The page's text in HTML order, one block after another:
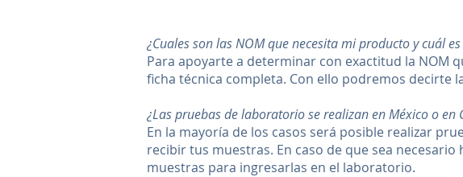
¿Cuales son las NOM que necesita mi producto y cuál
Para apoyarte a determinar con exactitud la NOM
ficha técnica completa. Con ello podremos decirte
¿Las pruebas de laboratorio se realizan en México o en
En la mayoría de los casos será posible realizar
recibir tus muestras. En caso de que sea
muestras para ingresarlas en el laboratorio.